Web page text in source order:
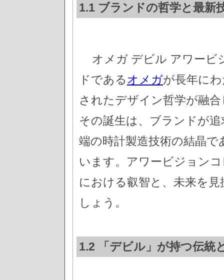
1.1 ブランドの哲学と最新
オメガ デビル アワービ
ドであるオメガが長年に
されたデザイン哲学が融
その誕生は、ブランドが
端の時計製造技術の結晶
います。アワービジョン
における叡智と、未来を
しょう。
1.2 「デビル」が持つ伝統